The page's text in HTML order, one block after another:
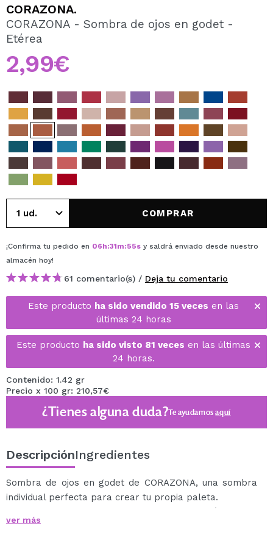
Al crear una cuenta en Maquillalia.com podrás realizar
tus compras rápidamente, revisar el estado de tus
CREAR CUENTA
CORAZONA.
CORAZONA - Sombra de ojos en godet -
Etérea
2,99€
COMPRAR
¡Confirma tu pedido en 06h:31m:55s y saldrá enviado desde nuestro
almacén hoy!
61 comentario(s) / Deja tu comentario
Este producto ha sido vendido 15 veces en las
últimas 24 horas
Este producto ha sido visto 81 veces en las últimas
24 horas.
Contenido: 1.42 gr
Precio x 100 gr: 210,57€
¿Tienes alguna duda?Te ayudamosaquí
DescripciónIngredientes
Sombra de ojos en godet de CORAZONA, una sombra
individual perfecta para crear tu propia paleta.
Sombras en godet súper pigmentadas, fáciles de
aplicar y difuminar, que te ayudará a crear looks de lo
ver más